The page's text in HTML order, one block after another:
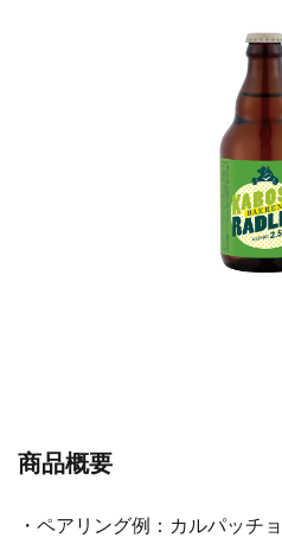
商品概要
・ペアリング例：カルパッチ